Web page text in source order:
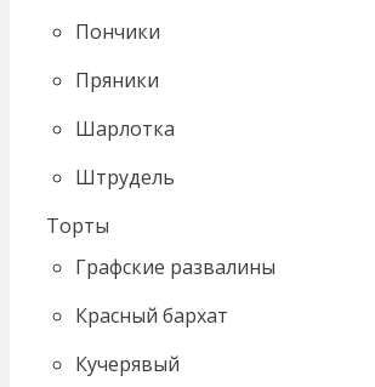
Пончики
Пряники
Шарлотка
Штрудель
Торты
Графские развалины
Красный бархат
Кучерявый